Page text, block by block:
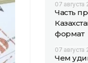
07 августа
Часть
формат
07 августа
Чем